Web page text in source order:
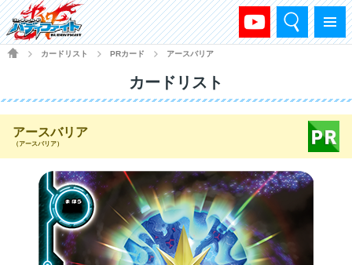
メニュー
検索
HOME
カードリスト PRカード アースバリア
カードリスト
アースバリア
（アースバリア）